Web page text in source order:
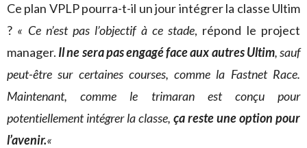
Ce plan VPLP pourra-t-il un jour intégrer la classe Ultim
? « Ce n’est pas l’objectif à ce stade, répond le project
manager. Il ne sera pas engagé face aux autres Ultim, sauf
peut-être sur certaines courses, comme la Fastnet Race.
Maintenant, comme le trimaran est conçu pour
potentiellement intégrer la classe, ça reste une option pour
l’avenir.«